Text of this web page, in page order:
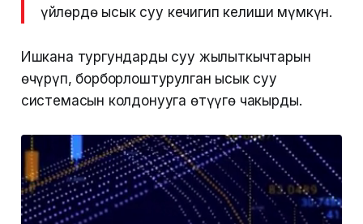
үйлөрдө ысык суу кечигип келиши мүмкүн.
Ишкана тургундарды суу жылыткычтарын
өчүрүп, борборлоштурулган ысык суу
системасын колдонууга өтүүгө чакырды.